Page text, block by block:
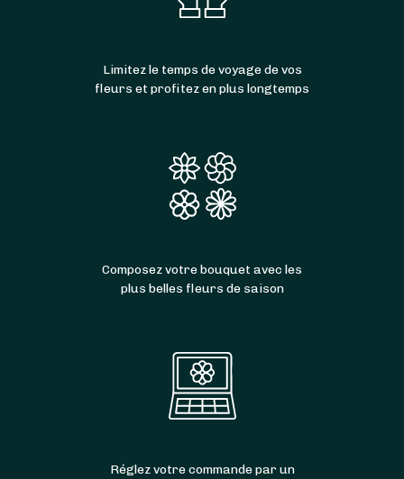
Limitez le temps de voyage de vos
fleurs et profitez en plus longtemps
Composez votre bouquet avec les
plus belles fleurs de saison
Réglez votre commande par un